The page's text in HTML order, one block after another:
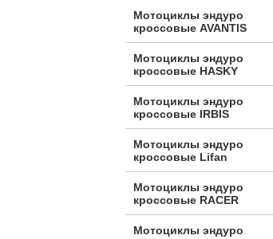
Мотоциклы эндуро
кроссовые AVANTIS
Мотоциклы эндуро
кроссовые HASKY
Мотоциклы эндуро
кроссовые IRBIS
Мотоциклы эндуро
кроссовые Lifan
Мотоциклы эндуро
кроссовые RACER
Мотоциклы эндуро